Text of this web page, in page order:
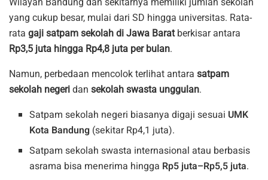
yang cukup besar, mulai dari SD hingga universitas. Rata-
rata gaji satpam sekolah di Jawa Baratberkisar antara
Rp3,5 juta hingga Rp4,8 juta per bulan.
Namun, perbedaan mencolok terlihat antara satpam
sekolah negeri dan sekolah swasta unggulan.
Satpam sekolah negeri biasanya digaji sesuai UMK
Kota Bandung (sekitar Rp4,1 juta).
Satpam sekolah swasta internasional atau berbasis
asrama bisa menerima hingga Rp5 juta–Rp5,5 juta.